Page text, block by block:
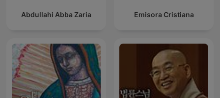
Abdullahi Abba Zaria Emisora Cristiana